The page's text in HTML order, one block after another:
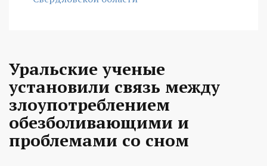
Уральские ученые
установили связь между
злоупотреблением
обезболивающими и
проблемами со сном